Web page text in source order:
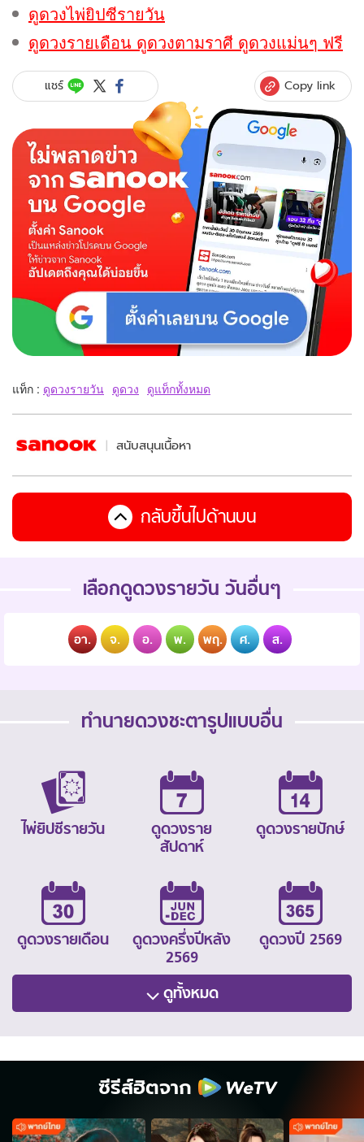
ดูดวงไพ่ยิปซีรายวัน
ดูดวงรายเดือน ดูดวงตามราศี ดูดวงแม่นๆ ฟรี
แชร์ Copy link
แท็ก : ดูดวงรายวัน ดูดวง ดูแท็กทั้งหมด
สนับสนุนเนื้อหา
กลับขึ้นไปด้านบน
เลือกดูดวงรายวัน วันอื่นๆ
อา. จ. อ. พ. พฤ. ศ. ส.
ทำนายดวงชะตารูปแบบอื่น
ไพ่ยิปซีรายวัน
ดูดวงราย
สัปดาห์
ดูดวงรายปักษ์
ดูดวงรายเดือน
ดูดวงครึ่งปีหลัง
2569
ดูดวงปี 2569
ดูทั้งหมด
ซีรีส์ฮิตจาก